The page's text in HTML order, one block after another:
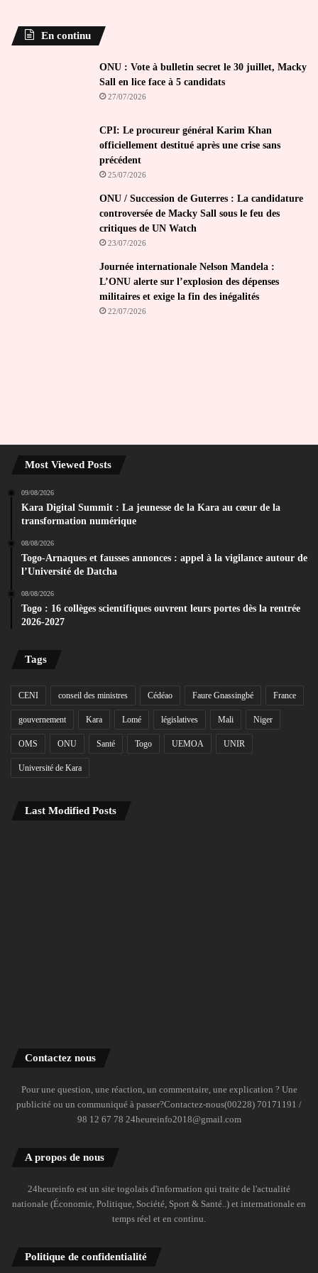
En continu
ONU : Vote à bulletin secret le 30 juillet, Macky
Sall en lice face à 5 candidats
27/07/2026
CPI: Le procureur général Karim Khan
officiellement destitué après une crise sans
précédent
25/07/2026
ONU / Succession de Guterres : La candidature
controversée de Macky Sall sous le feu des
critiques de UN Watch
23/07/2026
Journée internationale Nelson Mandela :
L’ONU alerte sur l’explosion des dépenses
militaires et exige la fin des inégalités
22/07/2026
Most Viewed Posts
09/08/2026
Kara Digital Summit : La jeunesse de la Kara au cœur de la
transformation numérique
08/08/2026
Togo-Arnaques et fausses annonces : appel à la vigilance autour de
l’Université de Datcha
08/08/2026
Togo : 16 collèges scientifiques ouvrent leurs portes dès la rentrée
2026-2027
Tags
CENI conseil des ministres Cédéao Faure Gnassingbé France
gouvernement Kara Lomé législatives Mali Niger
OMS ONU Santé Togo UEMOA UNIR
Université de Kara
Last Modified Posts
Contactez nous
Pour une question, une réaction, un commentaire, une explication ? Une
publicité ou un communiqué à passer?Contactez-nous(00228) 70171191 /
98 12 67 78 24heureinfo2018@gmail.com
A propos de nous
24heureinfo est un site togolais d'information qui traite de l'actualité
nationale (Économie, Politique, Société, Sport & Santé..) et internationale en
temps réel et en continu.
Politique de confidentialité